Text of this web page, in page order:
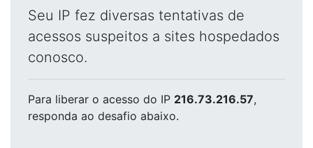
Seu IP fez diversas tentativas de
acessos suspeitos a sites hospedados
conosco.
Para liberar o acesso do IP 216.73.216.57,
responda ao desafio abaixo.